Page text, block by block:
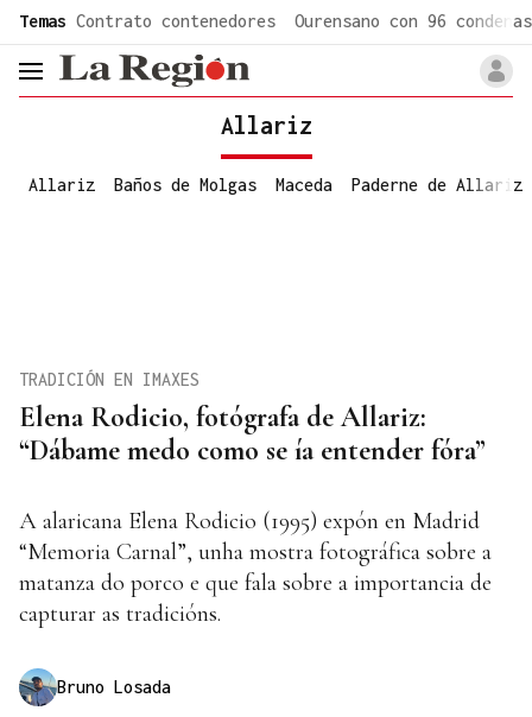
Temas Contrato contenedores Ourensano con 96 condenas
header.menu.open
Allariz
Allariz Baños de Molgas Maceda Paderne de Allariz
Elena Rodicio, fotógrafa de Allariz:
“Dábame medo como se ía entender fóra”
TRADICIÓN EN IMAXES
A alaricana Elena Rodicio (1995) expón en Madrid
“Memoria Carnal”, unha mostra fotográfica sobre a
matanza do porco e que fala sobre a importancia de
capturar as tradicións.
Bruno Losada